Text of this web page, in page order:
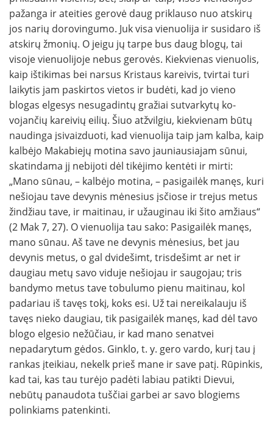
pažanga ir ateities gerovė daug priklauso nuo atskirų
jos narių dorovingumo. Juk visa vienuolija ir susidaro iš
atskirų žmonių. O jeigu jų tarpe bus daug blogų, tai
visoje vienuolijoje nebus gerovės. Kiekvienas vienuolis,
kaip ištiki­mas bei narsus Kristaus kareivis, tvirtai turi
laikytis jam paskirtos vietos ir budėti, kad jo vieno
blogas elgesys nesugadintų gražiai sutvarkytų ko­
vojančių kareivių eilių. Šiuo atžvilgiu, kiekvienam būtų
naudinga įsivaizduoti, kad vienuolija taip jam kalba, kaip
kalbėjo Makabiejų motina savo jauniausiajam sūnui,
skatindama jį nebijoti dėl tikėjimo kentėti ir mirti:
„Mano sūnau, – kalbė­jo motina, – pasigailėk manęs, kuri
nešiojau tave devynis mėnesius įsčiose ir trejus metus
žindžiau tave, ir maitinau, ir užauginau iki šito amžiaus“
(2 Mak 7, 27). O vienuolija tau sako: Pasigailėk manęs,
mano sūnau. Aš tave ne devynis mėnesius, bet jau
devynis metus, o gal dvidešimt, trisdešimt ar net ir
daugiau metų savo viduje nešiojau ir sau­gojau; tris
bandymo metus tave tobulumo pienu maitinau, kol
padariau iš tavęs tokį, koks esi. Už tai nereikalauju iš
tavęs nieko daugiau, tik pasigailėk manęs, kad dėl tavo
blogo elgesio nežūčiau, ir kad mano senatvei
nepadarytum gėdos. Ginklo, t. y. gero vardo, kurį tau į
rankas įteikiau, nekelk prieš mane ir save patį. Rūpinkis,
kad tai, kas tau turėjo padėti labiau patikti Die­vui,
nebūtų panaudota tuščiai garbei ar savo blogiems
polinkiams patenkinti.